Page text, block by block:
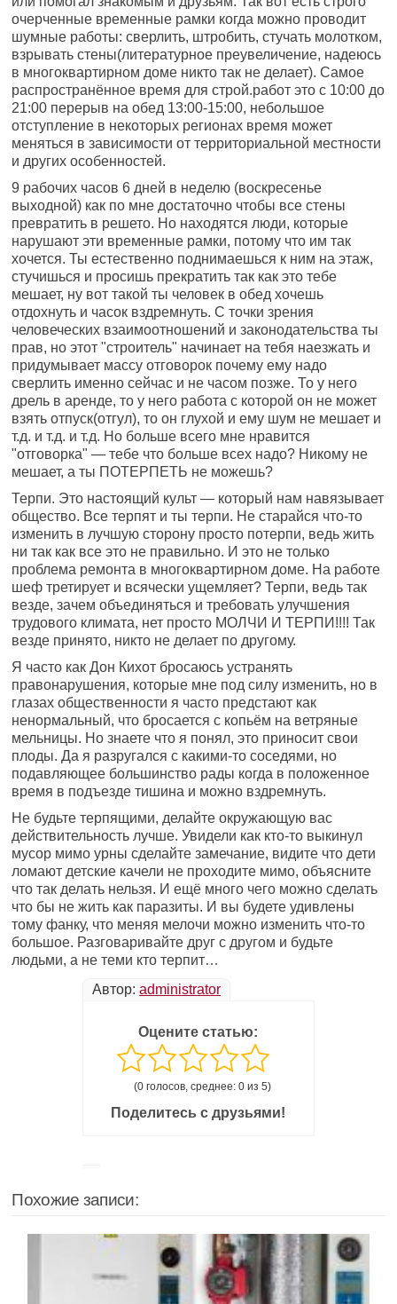
очерченные временные рамки когда можно проводит
шумные работы: сверлить, штробить, стучать молотком,
взрывать стены(литературное преувеличение, надеюсь
в многоквартирном доме никто так не делает). Самое
распространённое время для строй.работ это с 10:00 до
21:00 перерыв на обед 13:00-15:00, небольшое
отступление в некоторых регионах время может
меняться в зависимости от территориальной местности
и других особенностей.
9 рабочих часов 6 дней в неделю (воскресенье
выходной) как по мне достаточно чтобы все стены
превратить в решето. Но находятся люди, которые
нарушают эти временные рамки, потому что им так
хочется. Ты естественно поднимаешься к ним на этаж,
стучишься и просишь прекратить так как это тебе
мешает, ну вот такой ты человек в обед хочешь
отдохнуть и часок вздремнуть. С точки зрения
человеческих взаимоотношений и законодательства ты
прав, но этот "строитель" начинает на тебя наезжать и
придумывает массу отговорок почему ему надо
сверлить именно сейчас и не часом позже. То у него
дрель в аренде, то у него работа с которой он не может
взять отпуск(отгул), то он глухой и ему шум не мешает и
т.д. и т.д. и т.д. Но больше всего мне нравится
"отговорка" — тебе что больше всех надо? Никому не
мешает, а ты ПОТЕРПЕТЬ не можешь?
Терпи. Это настоящий культ — который нам навязывает
общество. Все терпят и ты терпи. Не старайся что-то
изменить в лучшую сторону просто потерпи, ведь жить
ни так как все это не правильно. И это не только
проблема ремонта в многоквартирном доме. На работе
шеф третирует и всячески ущемляет? Терпи, ведь так
везде, зачем объединяться и требовать улучшения
трудового климата, нет просто МОЛЧИ И ТЕРПИ!!!! Так
везде принято, никто не делает по другому.
Я часто как Дон Кихот бросаюсь устранять
правонарушения, которые мне под силу изменить, но в
глазах общественности я часто предстают как
ненормальный, что бросается с копьём на ветряные
мельницы. Но знаете что я понял, это приносит свои
плоды. Да я разругался с какими-то соседями, но
подавляющее большинство рады когда в положенное
время в подъезде тишина и можно вздремнуть.
Не будьте терпящими, делайте окружающую вас
действительность лучше. Увидели как кто-то выкинул
мусор мимо урны сделайте замечание, видите что дети
ломают детские качели не проходите мимо, объясните
что так делать нельзя. И ещё много чего можно сделать
что бы не жить как паразиты. И вы будете удивлены
тому фанку, что меняя мелочи можно изменить что-то
большое. Разговаривайте друг с другом и будьте
людьми, а не теми кто терпит…
Автор: administrator
Оцените статью:
(0 голосов, среднее: 0 из 5)
Поделитесь с друзьями!
Похожие записи: